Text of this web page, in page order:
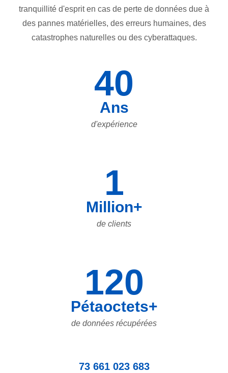
tranquillité d'esprit en cas de perte de données due à
des pannes matérielles, des erreurs humaines, des
catastrophes naturelles ou des cyberattaques.
40
Ans
d'expérience
1
Million+
de clients
120
Pétaoctets+
de données récupérées
73 661 023 683